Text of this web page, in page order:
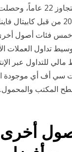
التداول في حساب
الإنترنت في الشرق الأوسط'
سي أف أي
ممتازة باستخدام
أخرى.